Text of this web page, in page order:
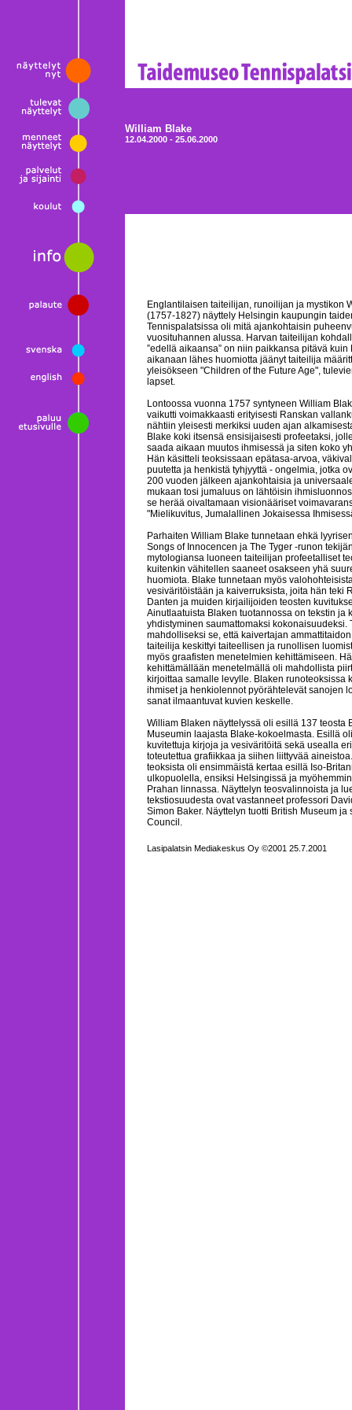
William Blake
12.04.2000 - 25.06.2000
Englantilaisen taiteilijan, runoilijan ja mystikon
(1757-1827) näyttely Helsingin kaupungin
Tennispalatsissa oli mitä ajankohtaisin
vuosituhannen alussa. Harvan taiteilijan
”edellä aikaansa” on niin paikkansa pitävä kuin
aikanaan lähes huomiotta jäänyt taiteilija
yleisökseen "Children of the Future Age",
lapset.
Lontoossa vuonna 1757 syntyneen William
vaikutti voimakkaasti erityisesti Ranskan
nähtiin yleisesti merkiksi uuden ajan
Blake koki itsensä ensisijaisesti profeetaksi,
saada aikaan muutos ihmisessä ja siten koko
Hän käsitteli teoksissaan epätasa-arvoa,
puutetta ja henkistä tyhjyyttä - ongelmia, jotka
200 vuoden jälkeen ajankohtaisia ja
mukaan tosi jumaluus on lähtöisin
se herää oivaltamaan visionääriset
"Mielikuvitus, Jumalallinen Jokaisessa
Parhaiten William Blake tunnetaan ehkä
Songs of Innocencen ja The Tyger -runon
mytologiansa luoneen taiteilijan profeetalliset
kuitenkin vähitellen saaneet osakseen yhä
huomiota. Blake tunnetaan myös
vesiväritöistään ja kaiverruksista, joita hän teki
Danten ja muiden kirjailijoiden teosten
Ainutlaatuista Blaken tuotannossa on tekstin ja
yhdistyminen saumattomaksi kokonaisuudeksi.
mahdolliseksi se, että kaivertajan
taiteilija keskittyi taiteellisen ja runollisen
myös graafisten menetelmien kehittämiseen.
kehittämällään menetelmällä oli mahdollista
kirjoittaa samalle levylle. Blaken runoteoksissa
ihmiset ja henkiolennot pyörähtelevät sanojen
sanat ilmaantuvat kuvien keskelle.
William Blaken näyttelyssä oli esillä 137 teosta
Museumin laajasta Blake-kokoelmasta. Esillä
kuvitettuja kirjoja ja vesiväritöitä sekä usealla
toteutettua grafiikkaa ja siihen liittyvää
teoksista oli ensimmäistä kertaa esillä Iso-
ulkopuolella, ensiksi Helsingissä ja
Prahan linnassa. Näyttelyn teosvalinnoista ja
tekstiosuudesta ovat vastanneet professori
Simon Baker. Näyttelyn tuotti British Museum ja
Council.
Lasipalatsin Mediakeskus Oy ©2001 25.7.2001